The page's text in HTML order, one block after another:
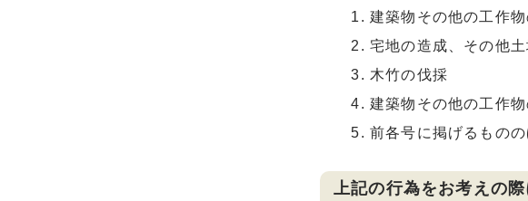
建築物その他の工作
宅地の造成、その他
木竹の伐採
建築物その他の工作
前各号に掲げるもの
上記の行為をお考えの